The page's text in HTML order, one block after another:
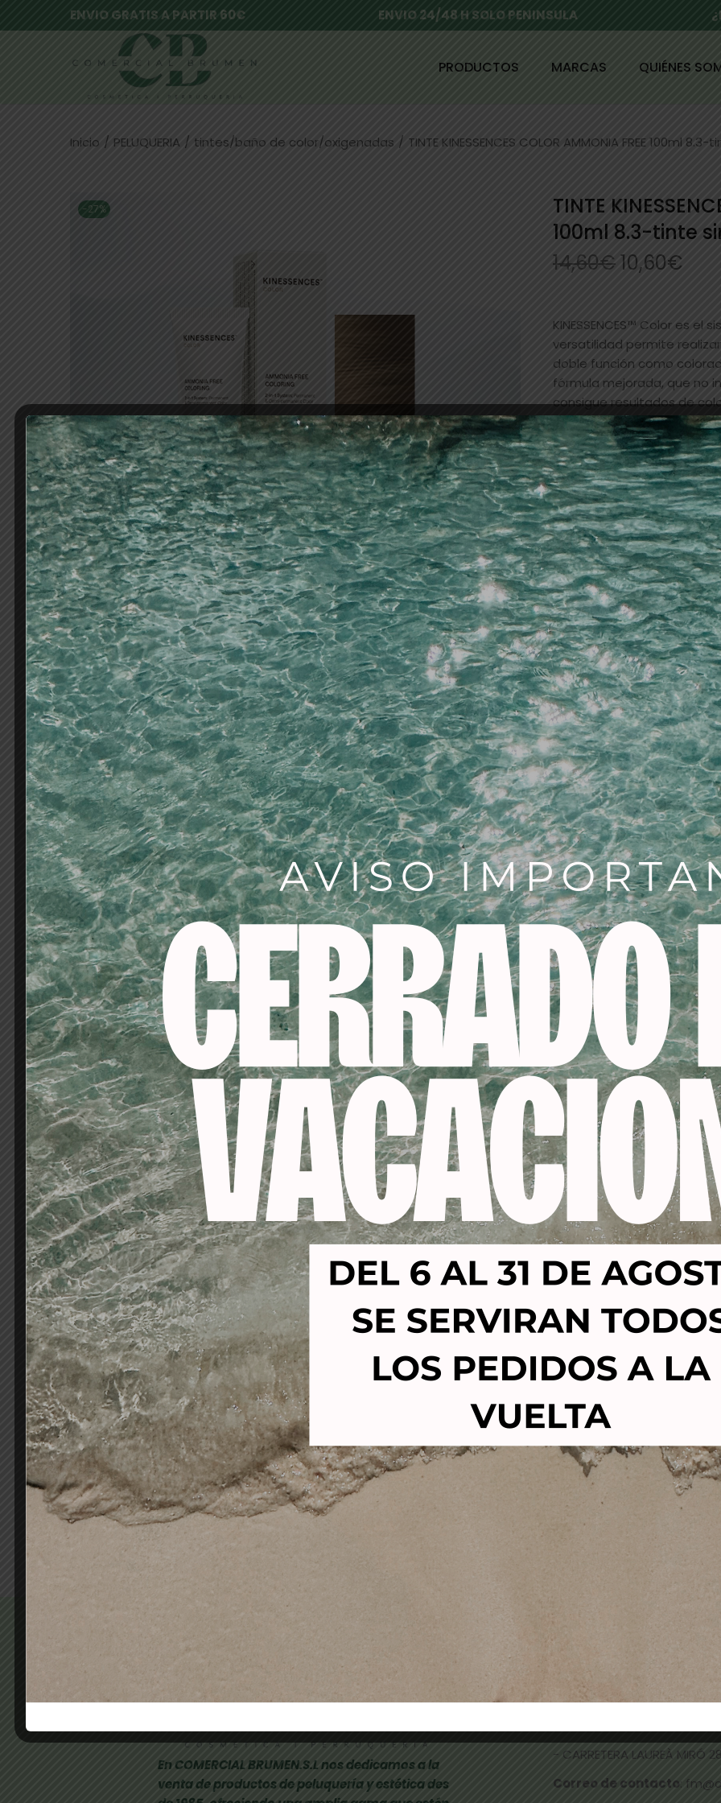
ENVIO GRATIS A PARTIR 60€ ENVIO 24/48 H SOLO PENINSULA
PRODUCTOS MARCAS QUIÉNES
Inicio / PELUQUERIA / tintes/baño de color/oxigenadas / TINTE KINESSENCES COLOR AMMONIA FREE 100ml
-27%
TINTE
100ml 8.3-tinte
14,60€10,60€
KINESSENCES™ Color es
versatilidad permite
doble función como
fórmula mejorada, que no
consigue resultados de
cuidado y protección de la
Tinte Kinessences 100ml.
Añadir a la lista de
SKU:25207
Categorías:PELUQUERIA,
Descripción
Coloración suave sin amoniaco, con un 90% de ingredientes de origen natural.
2 productos en 1: Coloración permanente y tono sobre tono, permite una gran
en el salón.
Cobertura del 100% de los cabellos blancos (coloración permanente) y de hasta
tono).
Colores de larga duración y fieles al reflejo del tono
Productos relacionados
-53%
ALCANTARA TINTE SIN
AMONIACO PREMIUM VIOLETT
5-8 CASTAÑO CLARO MARRÓN
10,50€4,90€
Añadir al carrito
-64%
ALCANTARA TINTE VIOLETT60
9,90€3,55€
Añadir al carrito
FUERA DE STOCK
ALCANTARA TINTE SIN
AMONIACO PREMIUM
100-0
NATURAL
4,90 €
En COMERCIAL BRUMEN.S.L nos dedicamos a la
venta de productos de peluquería y estética des
TIENDAS FÍSICAS
- CALLE NICOLAU TALLÓ 70,
- CARRETERA LAUREÀ MIRÓ
Correo de contacto: